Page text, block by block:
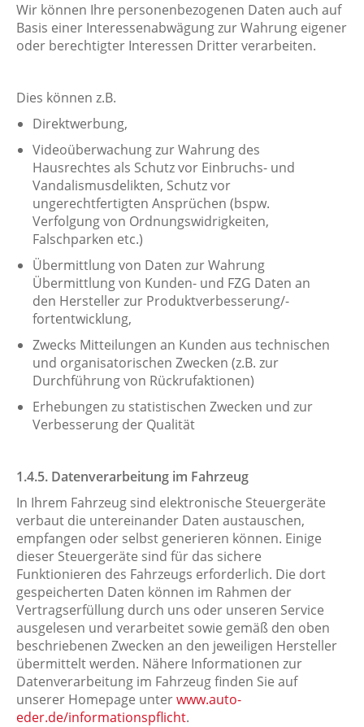
Wir können Ihre personenbezogenen Daten auch auf
Basis einer Interessenabwägung zur Wahrung eigener
oder berechtigter Interessen Dritter verarbeiten.
Dies können z.B.
Direktwerbung,
Videoüberwachung zur Wahrung des
Hausrechtes als Schutz vor Einbruchs- und
Vandalismusdelikten, Schutz vor
ungerechtfertigten Ansprüchen (bspw.
Verfolgung von Ordnungswidrigkeiten,
Falschparken etc.)
Übermittlung von Daten zur Wahrung
Übermittlung von Kunden- und FZG Daten an
den Hersteller zur Produktverbesserung/-
fortentwicklung,
Zwecks Mitteilungen an Kunden aus technischen
und organisatorischen Zwecken (z.B. zur
Durchführung von Rückrufaktionen)
Erhebungen zu statistischen Zwecken und zur
Verbesserung der Qualität
1.4.5. Datenverarbeitung im Fahrzeug
In Ihrem Fahrzeug sind elektronische Steuergeräte
verbaut die untereinander Daten austauschen,
empfangen oder selbst generieren können. Einige
dieser Steuergeräte sind für das sichere
Funktionieren des Fahrzeugs erforderlich. Die dort
gespeicherten Daten können im Rahmen der
Vertragserfüllung durch uns oder unseren Service
ausgelesen und verarbeitet sowie gemäß den oben
beschriebenen Zwecken an den jeweiligen Hersteller
übermittelt werden. Nähere Informationen zur
Datenverarbeitung im Fahrzeug finden Sie auf
unserer Homepage unterwww.auto-
eder.de/informationspflicht.